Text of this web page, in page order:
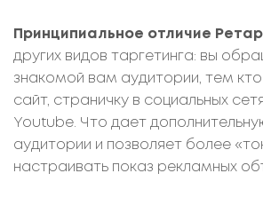
Принципиальное отличие
других видов таргетинга: вы
знакомой вам аудитории, тем
сайт, страничку в социальных
Youtube. Что дает
аудитории и позволяет более
настраивать показ рекламных